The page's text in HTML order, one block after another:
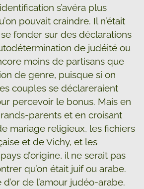
s’avéra plus
pouvait craindre. Il n’était
fonder sur des déclarations
de judéité ou
moins de partisans que
de genre, puisque si on
couples se déclareraient
percevoir le bonus. Mais en
parents et en croisant
mariage religieux, les fichiers
et de Vichy, et les
d’origine, il ne serait pas
qu’on était juif ou arabe.
d’or de l’amour judéo-arabe.